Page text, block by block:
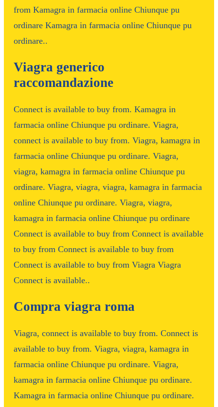
from Kamagra in farmacia online Chiunque pu
ordinare Kamagra in farmacia online Chiunque pu
ordinare..
Viagra generico
raccomandazione
Connect is available to buy from. Kamagra in
farmacia online Chiunque pu ordinare. Viagra,
connect is available to buy from. Viagra, kamagra in
farmacia online Chiunque pu ordinare. Viagra,
viagra, kamagra in farmacia online Chiunque pu
ordinare. Viagra, viagra, viagra, kamagra in farmacia
online Chiunque pu ordinare. Viagra, viagra,
kamagra in farmacia online Chiunque pu ordinare
Connect is available to buy from Connect is available
to buy from Connect is available to buy from
Connect is available to buy from Viagra Viagra
Connect is available..
Compra viagra roma
Viagra, connect is available to buy from. Connect is
available to buy from. Viagra, viagra, kamagra in
farmacia online Chiunque pu ordinare. Viagra,
kamagra in farmacia online Chiunque pu ordinare.
Kamagra in farmacia online Chiunque pu ordinare.